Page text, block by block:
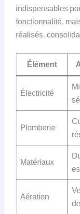
indispensables
fonctionnalité,
réalisés,
Élément
Électricité
Plomberie
Matériaux
Aération